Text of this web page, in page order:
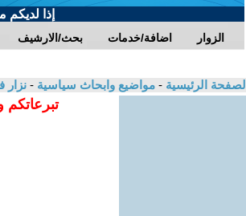
إذا
بحث/الارشيف اضافة/خدمات الزوار
الصفحة الرئيسية - مواضيع وابحاث سياسية - نزار
تبرعاتكم